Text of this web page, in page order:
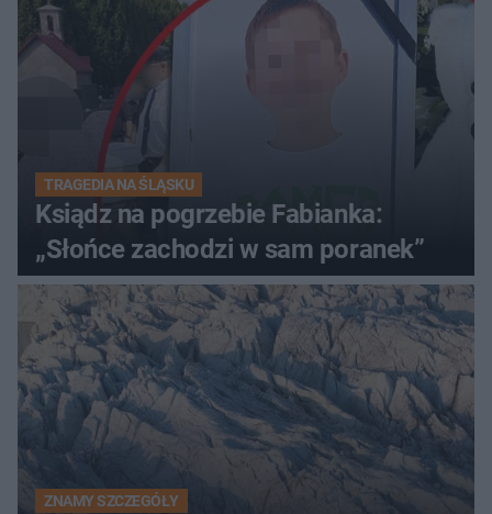
TRAGEDIA NA ŚLĄSKU
Ksiądz na pogrzebie Fabianka:
„Słońce zachodzi w sam poranek”
ZNAMY SZCZEGÓŁY